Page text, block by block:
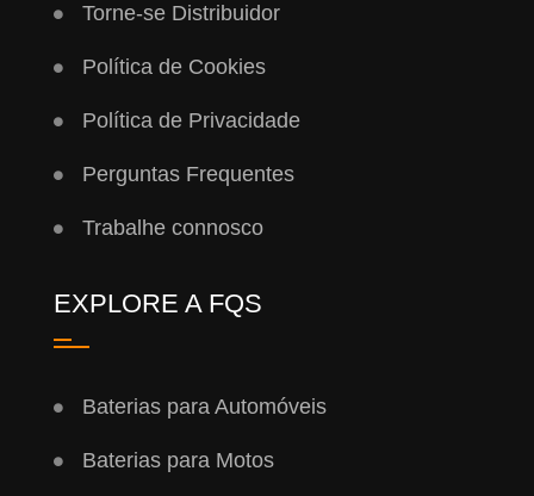
Torne-se Distribuidor
Política de Cookies
Política de Privacidade
Perguntas Frequentes
Trabalhe connosco
EXPLORE A FQS
Baterias para Automóveis
Baterias para Motos